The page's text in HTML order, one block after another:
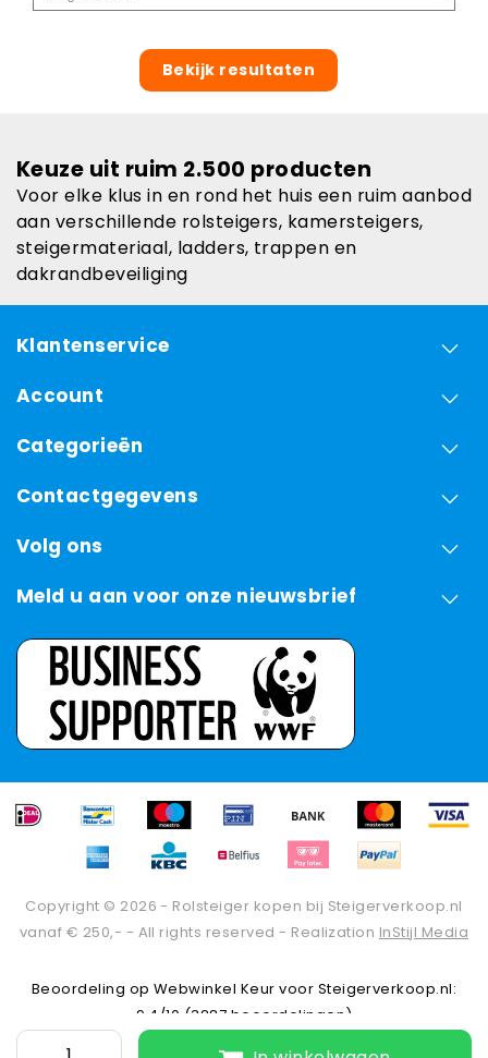
Bekijk resultaten
Keuze uit ruim 2.500 producten
Voor elke klus in en rond het huis een ruim aanbod
aan verschillende rolsteigers, kamersteigers,
steigermateriaal, ladders, trappen en
dakrandbeveiliging
Klantenservice
Account
Categorieën
Contactgegevens
Volg ons
Meld u aan voor onze nieuwsbrief
Copyright © 2026 - Rolsteiger kopen bij Steigerverkoop.nl
vanaf € 250,- - All rights reserved - Realization InStijl Media
Beoordeling op Webwinkel Keur voor Steigerverkoop.nl:
9.4/10 (3287 beoordelingen)